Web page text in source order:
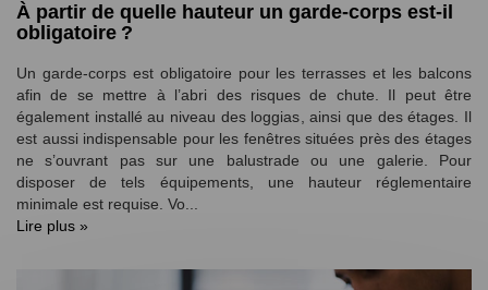
À partir de quelle hauteur un garde-corps est-il
obligatoire ?
Un garde-corps est obligatoire pour les terrasses et les balcons
afin de se mettre à l’abri des risques de chute. Il peut être
également installé au niveau des loggias, ainsi que des étages. Il
est aussi indispensable pour les fenêtres situées près des étages
ne s’ouvrant pas sur une balustrade ou une galerie. Pour
disposer de tels équipements, une hauteur réglementaire
minimale est requise. Vo...
Lire plus »